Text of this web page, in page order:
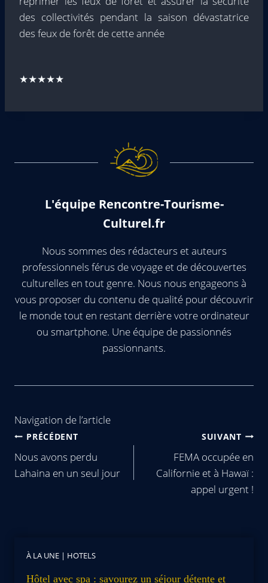
des collectivités pendant la saison dévastatrice
des feux de forêt de cette année
★★★★★
L'équipe Rencontre-Tourisme-
Culturel.fr
Nous sommes des rédacteurs et auteurs
professionnels férus de voyage et de découvertes
culturelles en tout genre. Nous nous engageons à
vous proposer du contenu de qualité pour découvrir
le monde tout en restant derrière votre ordinateur
ou smartphone. Une équipe de passionnés
passionnants.
Navigation de l’article
PRÉCÉDENT
Nous avons perdu
Lahaina en un seul jour
SUIVANT
FEMA occupée en
Californie et à Hawaï :
appel urgent !
À LA UNE | HOTELS
Hôtel avec spa : savourez un séjour détente et